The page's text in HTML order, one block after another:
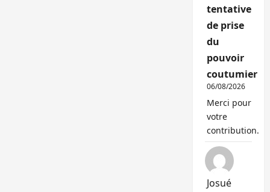
tentative
de prise
du
pouvoir
coutumier
06/08/2026
Merci pour
votre
contribution.
Josué